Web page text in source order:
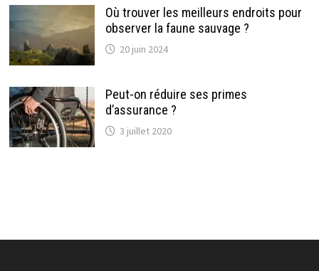
Où trouver les meilleurs endroits pour
observer la faune sauvage ?
20 juin 2024
Peut-on réduire ses primes
d’assurance ?
3 juillet 2020